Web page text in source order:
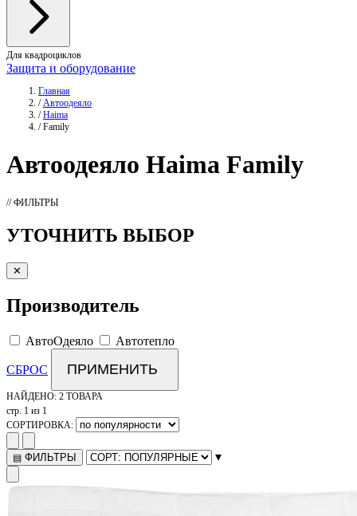
Для квадроциклов
Защита и оборудование
Главная
/ Автоодеяло
/ Haima
/ Family
Автоодеяло Haima Family
// ФИЛЬТРЫ
УТОЧНИТЬ ВЫБОР
✕
Производитель
АвтоОдеяло Автотепло
СБРОС ПРИМЕНИТЬ
НАЙДЕНО: 2 ТОВАРА
стр. 1 из 1
СОРТИРОВКА:
▤ ФИЛЬТРЫ ▾